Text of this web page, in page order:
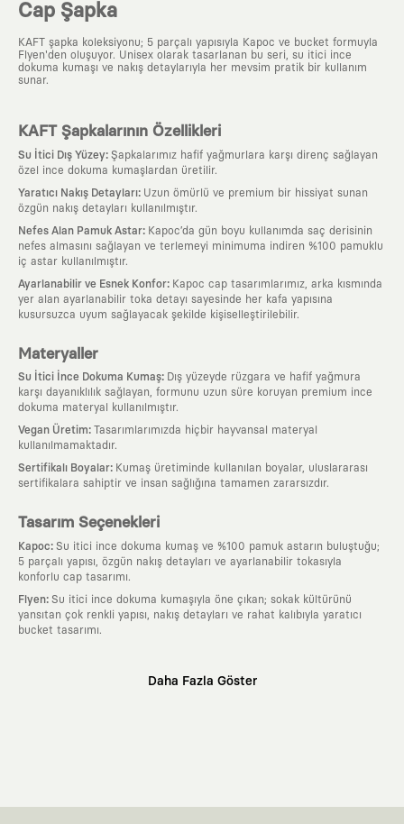
Cap Şapka
KAFT şapka koleksiyonu; 5 parçalı yapısıyla Kapoc ve bucket formuyla
Flyen'den oluşuyor. Unisex olarak tasarlanan bu seri, su itici ince
dokuma kumaşı ve nakış detaylarıyla her mevsim pratik bir kullanım
sunar.
KAFT Şapkalarının Özellikleri
Su İtici Dış Yüzey: Şapkalarımız hafif yağmurlara karşı direnç sağlayan
özel ince dokuma kumaşlardan üretilir.
Yaratıcı Nakış Detayları: Uzun ömürlü ve premium bir hissiyat sunan
özgün nakış detayları kullanılmıştır.
Nefes Alan Pamuk Astar: Kapoc’da gün boyu kullanımda saç derisinin
nefes almasını sağlayan ve terlemeyi minimuma indiren %100 pamuklu
iç astar kullanılmıştır.
Ayarlanabilir ve Esnek Konfor: Kapoc cap tasarımlarımız, arka kısmında
yer alan ayarlanabilir toka detayı sayesinde her kafa yapısına
kusursuzca uyum sağlayacak şekilde kişiselleştirilebilir.
Materyaller
Su İtici İnce Dokuma Kumaş: Dış yüzeyde rüzgara ve hafif yağmura
karşı dayanıklılık sağlayan, formunu uzun süre koruyan premium ince
dokuma materyal kullanılmıştır.
Vegan Üretim: Tasarımlarımızda hiçbir hayvansal materyal
kullanılmamaktadır.
Sertifikalı Boyalar: Kumaş üretiminde kullanılan boyalar, uluslararası
sertifikalara sahiptir ve insan sağlığına tamamen zararsızdır.
Tasarım Seçenekleri
Kapoc: Su itici ince dokuma kumaş ve %100 pamuk astarın buluştuğu;
5 parçalı yapısı, özgün nakış detayları ve ayarlanabilir tokasıyla
konforlu cap tasarımı.
Flyen: Su itici ince dokuma kumaşıyla öne çıkan; sokak kültürünü
yansıtan çok renkli yapısı, nakış detayları ve rahat kalıbıyla yaratıcı
bucket tasarımı.
dolabının en değerli parçası olarak kalacak, hikayesini ve estetik
Daha Fazla Göster